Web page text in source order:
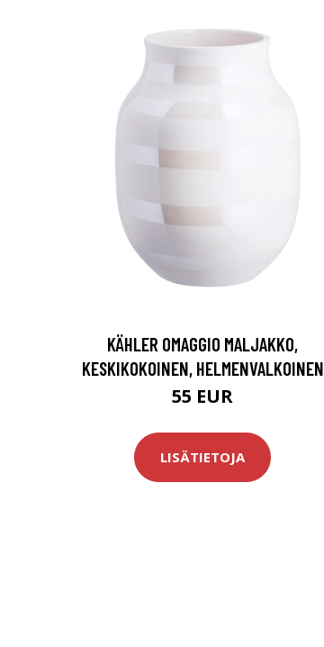
KÄHLER OMAGGIO MALJAKKO,
KESKIKOKOINEN, HELMENVALKOINEN
55 EUR
LISÄTIETOJA